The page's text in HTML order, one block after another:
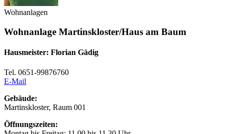
Wohnanlagen
Wohnanlage Martinskloster/Haus am Baum
Hausmeister: Florian Gädig
Tel. 0651-99876760
E-Mail
Gebäude:
Martinskloster, Raum 001
Öffnungszeiten: